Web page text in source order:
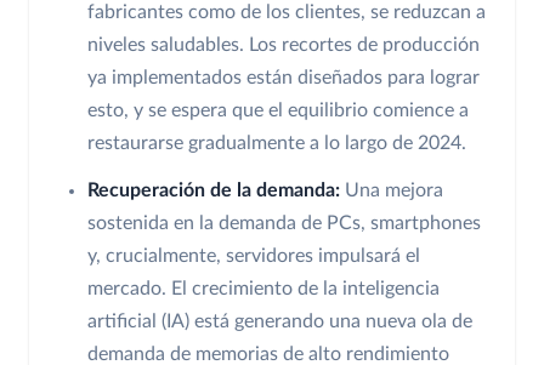
fabricantes como de los clientes, se reduzcan a
niveles saludables. Los recortes de producción
ya implementados están diseñados para lograr
esto, y se espera que el equilibrio comience a
restaurarse gradualmente a lo largo de 2024.
Recuperación de la demanda: Una mejora
sostenida en la demanda de PCs, smartphones
y, crucialmente, servidores impulsará el
mercado. El crecimiento de la inteligencia
artificial (IA) está generando una nueva ola de
demanda de memorias de alto rendimiento